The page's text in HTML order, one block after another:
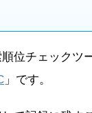
位チェックツ
」です。